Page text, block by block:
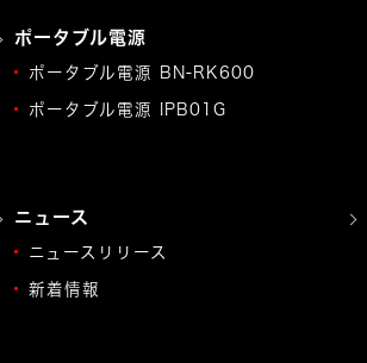
ポータブル電源
ポータブル電源 BN-RK600
ポータブル電源 IPB01G
ニュース
ニュースリリース
新着情報